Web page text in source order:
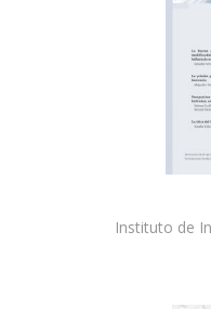
Instituto de